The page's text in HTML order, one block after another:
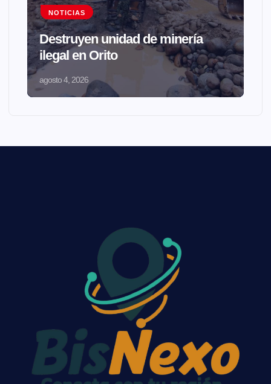
NOTICIAS
Destruyen unidad de minería
ilegal en Orito
agosto 4, 2026